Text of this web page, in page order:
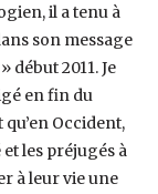
il a tenu à
son message
début 2011. Je
en fin du
qu’en Occident,
les préjugés à
à leur vie une